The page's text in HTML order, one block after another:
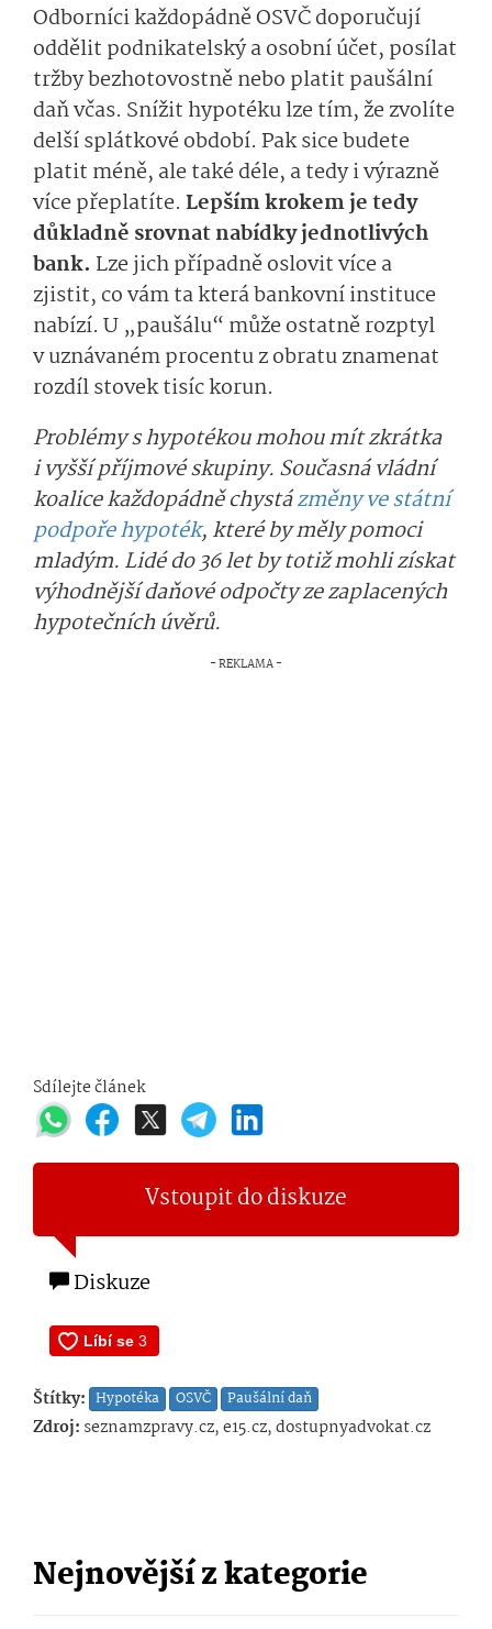
Odborníci každopádně OSVČ doporučují
oddělit podnikatelský a osobní účet, posílat
tržby bezhotovostně nebo platit paušální
daň včas. Snížit hypotéku lze tím, že zvolíte
delší splátkové období. Pak sice budete
platit méně, ale také déle, a tedy i výrazně
více přeplatíte. Lepším krokem je tedy
důkladně srovnat nabídky jednotlivých
bank. Lze jich případně oslovit více a
zjistit, co vám ta která bankovní instituce
nabízí. U „paušálu“ může ostatně rozptyl
v uznávaném procentu z obratu znamenat
rozdíl stovek tisíc korun.
Problémy s hypotékou mohou mít zkrátka
i vyšší příjmové skupiny. Současná vládní
koalice každopádně chystázměny ve státní
podpoře hypoték, které by měly pomoci
mladým. Lidé do 36 let by totiž mohli získat
výhodnější daňové odpočty ze zaplacených
hypotečních úvěrů.
Sdílejte článek
Vstoupit do diskuze
Diskuze
Štítky: Hypotéka OSVČ Paušální daň
Zdroj: seznamzpravy.cz, e15.cz, dostupnyadvokat.cz
Nejnovější z kategorie